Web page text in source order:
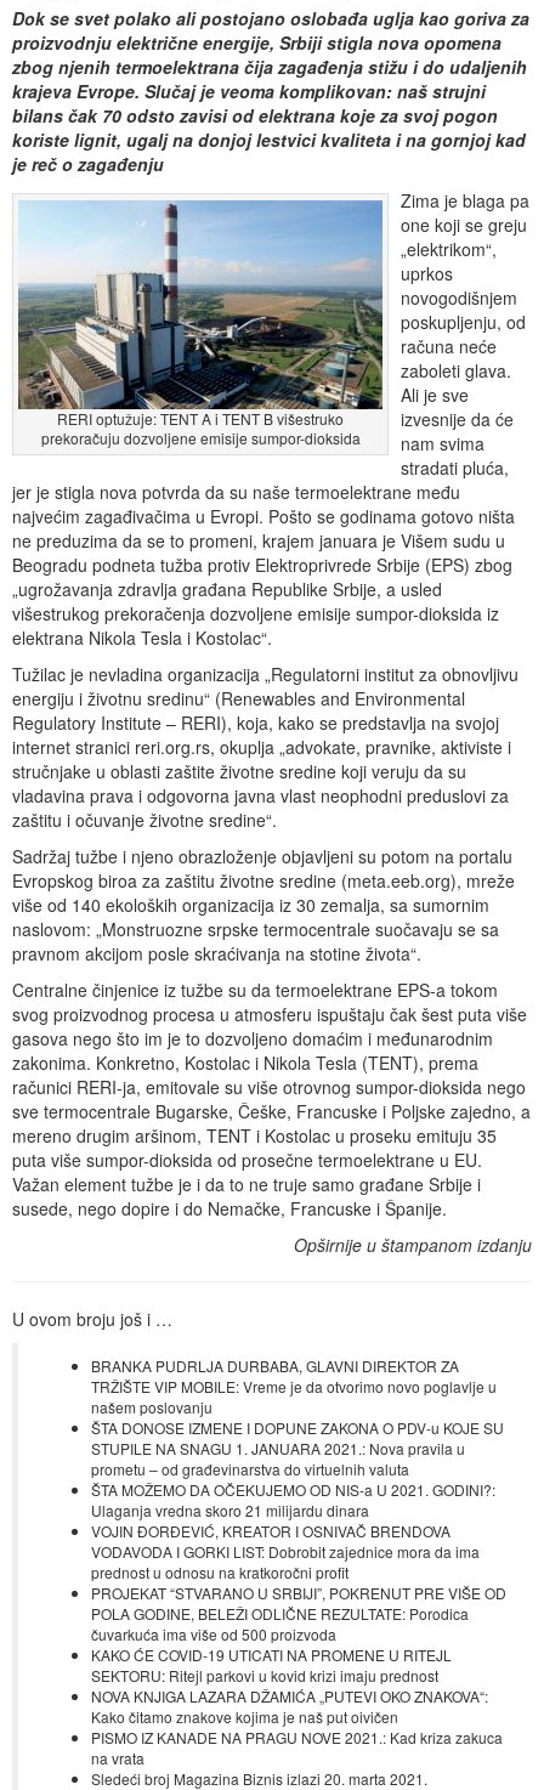
Dok se svet polako ali postojano oslobađa uglja kao goriva za
proizvodnju električne energije, Srbiji stigla nova opomena
zbog njenih termoelektrana čija zagađenja stižu i do udaljenih
krajeva Evrope. Slučaj je veoma komplikovan: naš strujni
bilans čak 70 odsto zavisi od elektrana koje za svoj pogon
koriste lignit, ugalj na donjoj lestvici kvaliteta i na gornjoj kad
je reč o zagađenju
RERI optužuje: TENT A i TENT B višestruko
prekoračuju dozvoljene emisije sumpor-dioksida
Zima je blaga pa
one koji se greju
„elektrikom“,
uprkos
novogodišnjem
poskupljenju, od
računa neće
zaboleti glava.
Ali je sve
izvesnije da će
nam svima
stradati pluća,
jer je stigla nova potvrda da su naše termoelektrane među
najvećim zagađivačima u Evropi. Pošto se godinama gotovo ništa
ne preduzima da se to promeni, krajem januara je Višem sudu u
Beogradu podneta tužba protiv Elektroprivrede Srbije (EPS) zbog
„ugrožavanja zdravlja građana Republike Srbije, a usled
višestrukog prekoračenja dozvoljene emisije sumpor-dioksida iz
elektrana Nikola Tesla i Kostolac“.
Tužilac je nevladina organizacija „Regulatorni institut za obnovljivu
energiju i životnu sredinu“ (Renewables and Environmental
Regulatory Institute – RERI), koja, kako se predstavlja na svojoj
internet stranici reri.org.rs, okuplja „advokate, pravnike, aktiviste i
stručnjake u oblasti zaštite životne sredine koji veruju da su
vladavina prava i odgovorna javna vlast neophodni preduslovi za
zaštitu i očuvanje životne sredine“.
Sadržaj tužbe i njeno obrazloženje objavljeni su potom na portalu
Evropskog biroa za zaštitu životne sredine (meta.eeb.org), mreže
više od 140 ekoloških organizacija iz 30 zemalja, sa sumornim
naslovom: „Monstruozne srpske termocentrale suočavaju se sa
pravnom akcijom posle skraćivanja na stotine života“.
Centralne činjenice iz tužbe su da termoelektrane EPS-a tokom
svog proizvodnog procesa u atmosferu ispuštaju čak šest puta više
gasova nego što im je to dozvoljeno domaćim i međunarodnim
zakonima. Konkretno, Kostolac i Nikola Tesla (TENT), prema
računici RERI-ja, emitovale su više otrovnog sumpor-dioksida nego
sve termocentrale Bugarske, Češke, Francuske i Poljske zajedno, a
mereno drugim aršinom, TENT i Kostolac u proseku emituju 35
puta više sumpor-dioksida od prosečne termoelektrane u EU.
Važan element tužbe je i da to ne truje samo građane Srbije i
susede, nego dopire i do Nemačke, Francuske i Španije.
Opširnije u štampanom izdanju
U ovom broju još i …
BRANKA PUDRLJA DURBABA, GLAVNI DIREKTOR ZA
TRŽIŠTE VIP MOBILE: Vreme je da otvorimo novo poglavlje u
našem poslovanju
ŠTA DONOSE IZMENE I DOPUNE ZAKONA O PDV-u KOJE SU
STUPILE NA SNAGU 1. JANUARA 2021.: Nova pravila u
prometu – od građevinarstva do virtuelnih valuta
ŠTA MOŽEMO DA OČEKUJEMO OD NIS-a U 2021. GODINI?:
Ulaganja vredna skoro 21 milijardu dinara
VOJIN ĐORĐEVIĆ, KREATOR I OSNIVAČ BRENDOVA
VODAVODA I GORKI LIST: Dobrobit zajednice mora da ima
prednost u odnosu na kratkoročni profit
PROJEKAT “STVARANO U SRBIJI”, POKRENUT PRE VIŠE OD
POLA GODINE, BELEŽI ODLIČNE REZULTATE: Porodica
čuvarkuća ima više od 500 proizvoda
KAKO ĆE COVID-19 UTICATI NA PROMENE U RITEJL
SEKTORU: Ritejl parkovi u kovid krizi imaju prednost
NOVA KNJIGA LAZARA DŽAMIĆA „PUTEVI OKO ZNAKOVA“:
Kako čitamo znakove kojima je naš put oivičen
PISMO IZ KANADE NA PRAGU NOVE 2021.: Kad kriza zakuca
na vrata
Sledeći broj Magazina Biznis izlazi 20. marta 2021.